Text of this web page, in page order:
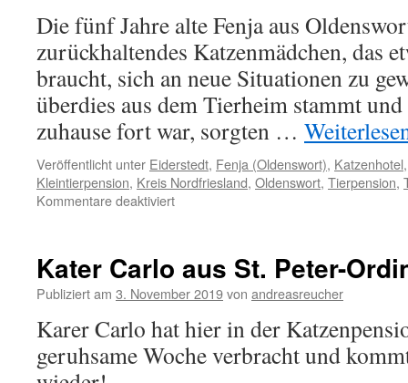
Die fünf Jahre alte Fenja aus
zurückhaltendes Katzenmädchen, das
braucht, sich an neue Situationen zu
überdies aus dem Tierheim stammt
zuhause fort war, sorgten …
Veröffentlicht unter Eiderstedt, Fenja (Oldenswort), Katzenhotel
Kleintierpension, Kreis Nordfriesland, Oldenswort, Tierpension,
Kommentare deaktiviertfür
Kater Carlo aus St. Peter-
Publiziert am 3. November 2019von andreasreucher
Karer Carlo hat hier in der
geruhsame Woche verbracht und